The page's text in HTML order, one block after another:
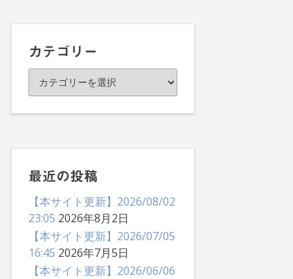
ブ
カテゴリー
テ
ゴ
最近の投稿
【本サイト更新】2026/08/02
23:05 2026年8月2日
【本サイト更新】2026/07/05
16:45 2026年7月5日
【本サイト更新】2026/06/06